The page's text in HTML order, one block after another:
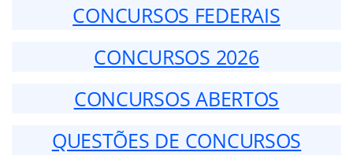
CONCURSOS FEDERAIS
CONCURSOS 2026
CONCURSOS ABERTOS
QUESTÕES DE CONCURSOS